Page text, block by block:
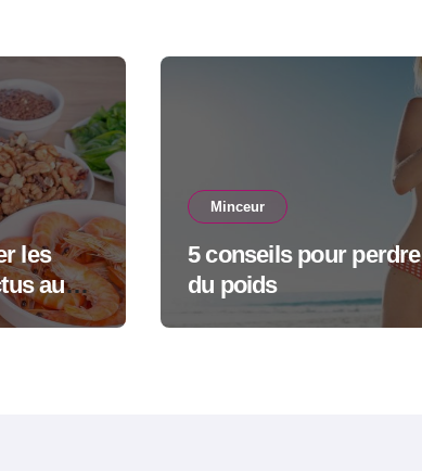
les
au
Minceur
5 conseils pour perdre
du poids